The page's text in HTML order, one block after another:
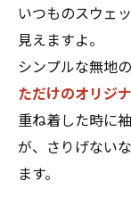
いつものスウェ
見えますよ。
シンプルな無地
ただけのオリジ
重ね着した時に
が、さりげない
ます。